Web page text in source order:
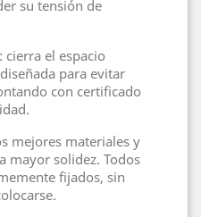
su tensión de
: cierra el espacio
para evitar
con certificado
mejores materiales y
mayor solidez. Todos
fijados, sin